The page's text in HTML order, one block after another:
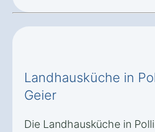
Landhausküche in
Geier
Die Landhausküche in